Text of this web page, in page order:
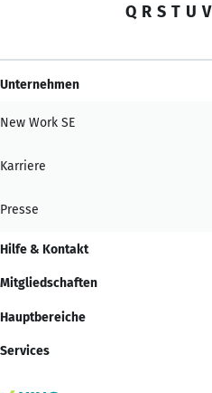
Q R S T U V
Unternehmen
New Work SE
Karriere
Presse
Hilfe & Kontakt
Mitgliedschaften
Hauptbereiche
Services